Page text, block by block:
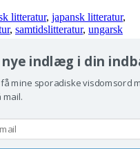
litteratur, japansk litteratur,
, samtidslitteratur, ungarsk
der er nye
din indbakke.
nye indlæg i din
mine sporadiske visdomsord